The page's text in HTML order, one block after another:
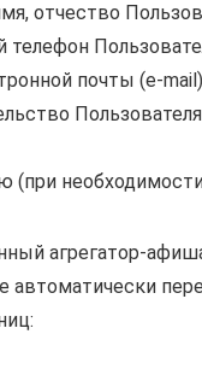
отчество
телефон
почты (e-mail)
(при
агрегатор-
автоматически